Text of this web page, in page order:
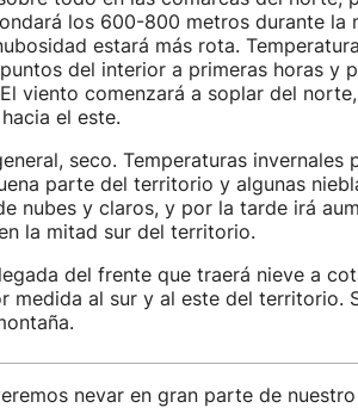
los 600-800 metros durante la
estará más rota.
del interior a primeras horas y
viento comenzará a soplar del
el este.
seco. Temperaturas invernales
parte del territorio y algunas
nubes y claros, y por la tarde irá
la mitad sur del territorio.
del frente que traerá nieve a
medida al sur y al este del territorio.
nevar en gran parte de